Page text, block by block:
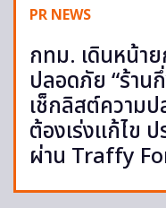
PR NEWS
กทม. เดินหน้า
ปลอดภัย “ร้าน
เช็กลิสต์ความ
ต้องเร่งแก้ไข ป
ผ่าน Traffy